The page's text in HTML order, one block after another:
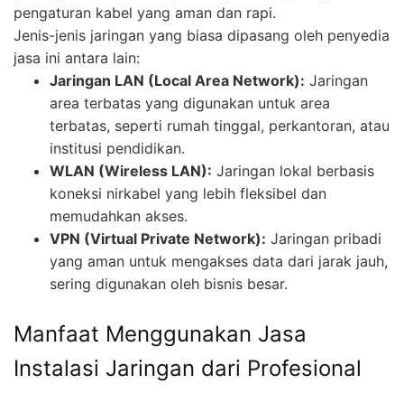
pengaturan kabel yang aman dan rapi.
Jenis-jenis jaringan yang biasa dipasang oleh penyedia
jasa ini antara lain:
Jaringan LAN (Local Area Network): Jaringan
area terbatas yang digunakan untuk area
terbatas, seperti rumah tinggal, perkantoran, atau
institusi pendidikan.
WLAN (Wireless LAN): Jaringan lokal berbasis
koneksi nirkabel yang lebih fleksibel dan
memudahkan akses.
VPN (Virtual Private Network): Jaringan pribadi
yang aman untuk mengakses data dari jarak jauh,
sering digunakan oleh bisnis besar.
Manfaat Menggunakan Jasa
Instalasi Jaringan dari Profesional